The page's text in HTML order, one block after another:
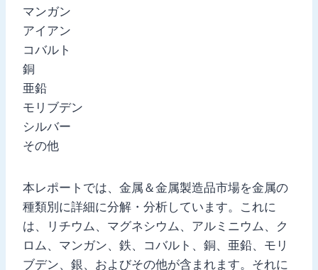
マンガン
アイアン
コバルト
銅
亜鉛
モリブデン
シルバー
その他
本レポートでは、金属＆金属製造品市場を金属の
種類別に詳細に分解・分析しています。これに
は、リチウム、マグネシウム、アルミニウム、ク
ロム、マンガン、鉄、コバルト、銅、亜鉛、モリ
ブデン、銀、およびその他が含まれます。それに